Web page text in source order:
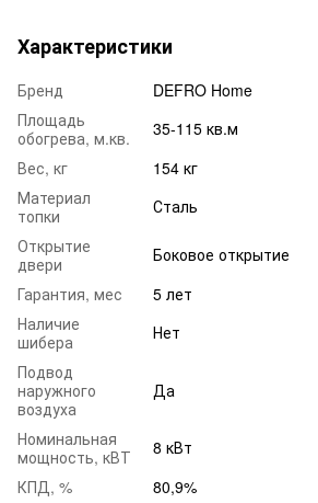
Характеристики
Бренд
DEFRO Home
Площадь
обогрева, м.кв.
35-115 кв.м
Вес, кг
154 кг
Материал
топки
Сталь
Открытие
двери
Боковое открытие
Гарантия, мес
5 лет
Наличие
шибера
Нет
Подвод
наружного
воздуха
Да
Номинальная
мощность, кВТ
8 кВт
КПД, %
80,9%